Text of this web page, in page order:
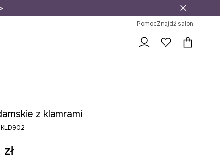
na zwrot
PomocZnajdź salon
z klamrami
KLD902